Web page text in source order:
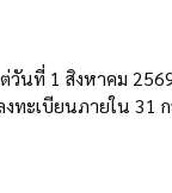
วันที่ 1 สิงหาคม
งทะเบียนภายใน 31